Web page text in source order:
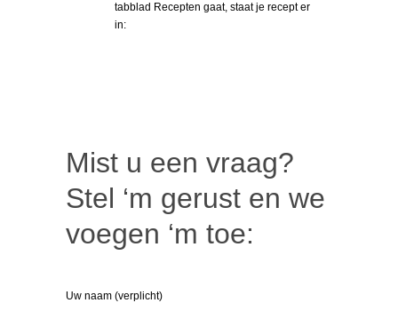
tabblad Recepten gaat, staat je recept er
in:
Mist u een vraag?
Stel ‘m gerust en we
voegen ‘m toe:
Uw naam (verplicht)